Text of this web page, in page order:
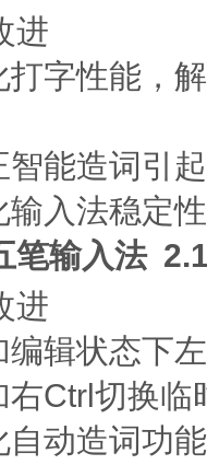
性能，解
造词引起
入法稳定性
输入法
状态下左
Ctrl切换临
动造词功能